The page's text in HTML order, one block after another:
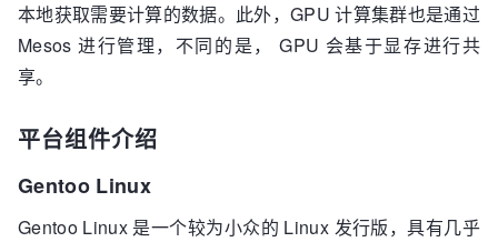
本地获取需要计算的数据。此外，GPU 计算集群也是通过
Mesos 进行管理，不同的是， GPU 会基于显存进行共
享。
平台组件介绍
Gentoo Linux
Gentoo Linux 是一个较为小众的 Linux 发行版，具有几乎